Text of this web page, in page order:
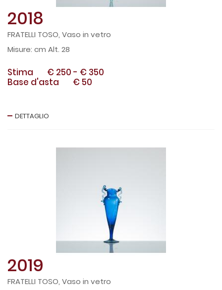
2018
FRATELLI TOSO, Vaso in vetro
cm Alt. 28
Stima € 250 - € 350
Base d'asta
€ 50
DETTAGLIO
2019
FRATELLI TOSO, Vaso in vetro